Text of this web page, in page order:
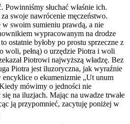
słuchać właśnie ich.
swoje nawrócenie męczeństwo.
swoim sumieniu prawdą, a nie
wypracowanym na drodze
ostatnie byłoby po prostu sprzeczne z
woli, pełną) o urzędzie Piotra i woli
Piotrowi najwyższą władzę. Bez
Piotra jest iluzoryczna, jak wyraźnie
encyklice o ekumenizmie „Ut unum
mówimy o jedności nie
na iluzjach. Mając na uwadze trwałe
ją przypomnieć, zacytuję poniżej w